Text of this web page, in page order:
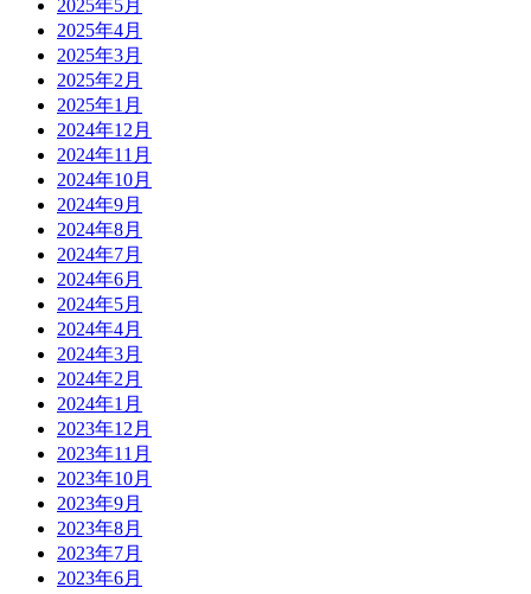
2025年5月
2025年4月
2025年3月
2025年2月
2025年1月
2024年12月
2024年11月
2024年10月
2024年9月
2024年8月
2024年7月
2024年6月
2024年5月
2024年4月
2024年3月
2024年2月
2024年1月
2023年12月
2023年11月
2023年10月
2023年9月
2023年8月
2023年7月
2023年6月